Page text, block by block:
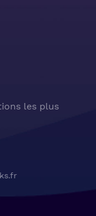
les plus